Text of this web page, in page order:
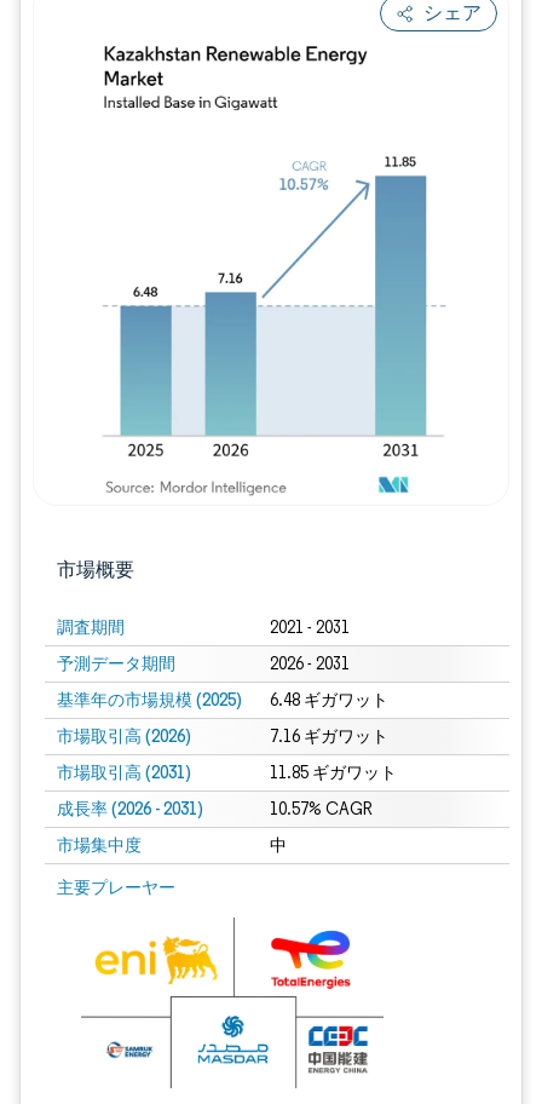
シェア
市場概要
調査期間 2021 - 2031
予測データ期間 2026 - 2031
基準年の市場規模 (2025) 6.48 ギガワット
市場取引高 (2026) 7.16 ギガワット
市場取引高 (2031) 11.85 ギガワット
成長率 (2026 - 2031) 10.57% CAGR
市場集中度 中
主要プレーヤー
画像 © Mordor Intelligence。再利用にはCC BY 4.0の表示が必要です。
画像 © Mordor Intelligence。再利用には